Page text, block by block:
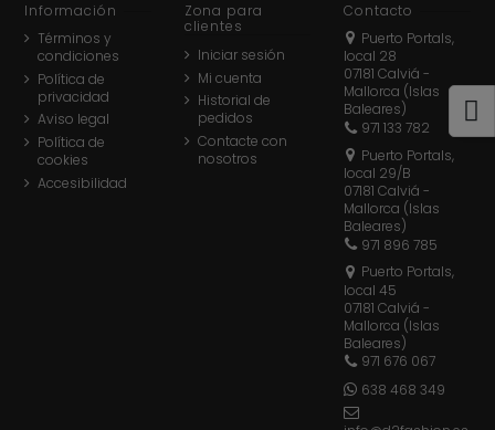
Información
Términos y
condiciones
Política de
privacidad
Aviso legal
Política de
cookies
Accesibilidad
Zona para
clientes
Iniciar sesión
Mi cuenta
Historial de
pedidos
Contacte con
nosotros
Contacto
Puerto Portals,
local 28
07181 Calviá -
Mallorca (Islas
Baleares)
971 133 782
Puerto Portals,
local 29/B
07181 Calviá -
Mallorca (Islas
Baleares)
971 896 785
Puerto Portals,
local 45
07181 Calviá -
Mallorca (Islas
Baleares)
971 676 067
638 468 349